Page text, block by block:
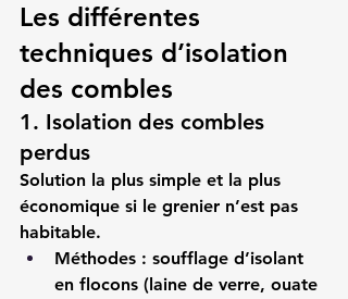
Les différentes
techniques d’isolation
des combles
1. Isolation des combles
perdus
Solution la plus simple et la plus
économique si le grenier n’est pas
habitable.
Méthodes : soufflage d’isolant
en flocons (laine de verre, ouate